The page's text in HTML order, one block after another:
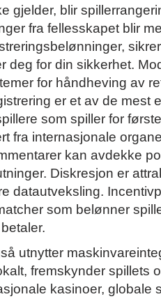
gjelder, blir
fra fellesskapet blir
deg for din sikkerhet.
for håndheving av
er et av de mest
som spiller for
fra internasjonale
kan avdekke
Diskresjon er
datautveksling.
som belønner
utnytter
fremskynder spillets
kasinoer, globale